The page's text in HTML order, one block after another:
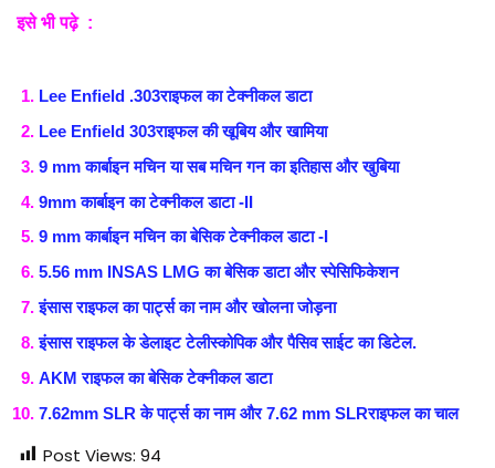
इसे भी पढ़े :
Lee Enfield .303राइफल का टेक्नीकल डाटा
Lee Enfield 303राइफल की खूबिय और खामिया
9 mm कार्बाइन मचिन या सब मचिन गन का इतिहास और खुबिया
9mm कार्बाइन का टेक्नीकल डाटा -II
9 mm कार्बाइन मचिन का बेसिक टेक्नीकल डाटा -I
5.56 mm INSAS LMG का बेसिक डाटा और स्पेसिफिकेशन
इंसास राइफल का पार्ट्स का नाम और खोलना जोड़ना
इंसास राइफल के डेलाइट टेलीस्कोपिक और पैसिव साईट का डिटेल.
AKM राइफल का बेसिक टेक्नीकल डाटा
7.62mm SLR के पार्ट्स का नाम और 7.62 mm SLRराइफल का चाल
Post Views: 94